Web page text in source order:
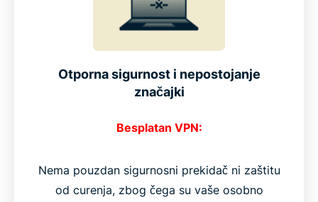
Otporna sigurnost i nepostojanje
značajki
Besplatan VPN:
Nema pouzdan sigurnosni prekidač ni zaštitu
od curenja, zbog čega su vaše osobno